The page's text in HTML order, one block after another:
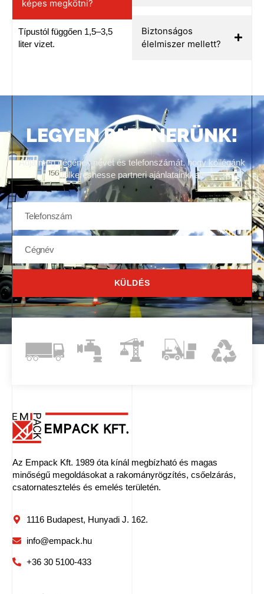
képes megkötni?
Típustól függően 1,5–3,5
liter vizet.
Biztonságos
élelmiszer mellett?
LEGYEN PARTNERÜNK!
Adja meg cégének nevét és telefonszámát, hogy kollégánk
felkereshesse partneri ajánlatainkkal!
KÜLDÉS
Az Empack Kft. 1989 óta kínál megbízható és magas
minőségű megoldásokat a rakományrögzítés, csőelzárás,
csatornatesztelés és emelés területén.
1116 Budapest, Hunyadi J. 162.
info@empack.hu
+36 30 5100-433